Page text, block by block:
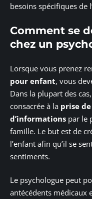
besoins spécifiques de
Comment se
chez un
Lorsque vous prenez
pour enfant, vous
Dans la plupart des
consacrée à la prise
d’informations par le
famille. Le but est de
l’enfant afin qu’il se
sentiments.
Le psychologue peut
antécédents médicaux